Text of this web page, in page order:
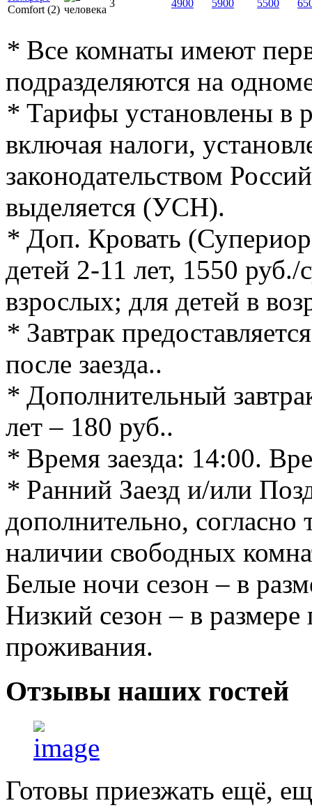
Comfort (2)
3 4900 5900 5500
* Все комнаты имеют
подразделяются на
* Тарифы установлены в
включая налоги,
законодательством
выделяется (УСН).
* Доп. Кровать
детей 2-11 лет, 1550 руб./
взрослых; для детей в
* Завтрак
после заезда..
* Дополнительный
лет – 180 руб..
* Время заезда: 14:00.
* Ранний Заезд и/или
дополнительно,
наличии свободных
Белые ночи сезон – в
Низкий сезон – в
проживания.
Отзывы наших гостей
Готовы приезжать ещё,